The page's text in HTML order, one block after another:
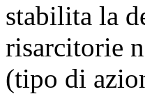
stabilita la
risarcitorie
(tipo di